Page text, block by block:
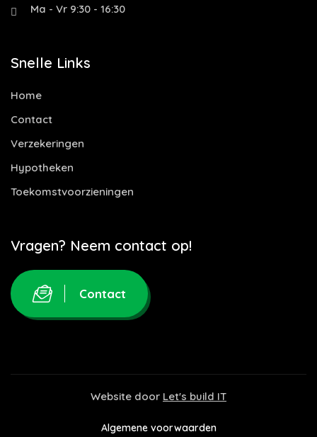
Ma - Vr 9:30 - 16:30
Snelle Links
Home
Contact
Verzekeringen
Hypotheken
Toekomstvoorzieningen
Vragen? Neem contact op!
Contact
Website door Let's build IT
Algemene voorwaarden